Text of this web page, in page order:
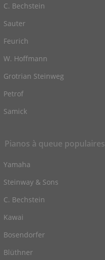
C. Bechstein
Sauter
Feurich
W. Hoffmann
Grotrian Steinweg
Petrof
Samick
Pianos à queue populaires
Yamaha
Steinway & Sons
C. Bechstein
Kawai
Bosendorfer
Blüthner